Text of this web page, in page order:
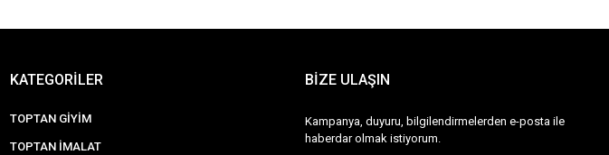
KATEGORİLER
TOPTAN GİYİM
TOPTAN İMALAT
BİZE ULAŞIN
Kampanya, duyuru, bilgilendirmelerden e-posta ile
haberdar olmak istiyorum.